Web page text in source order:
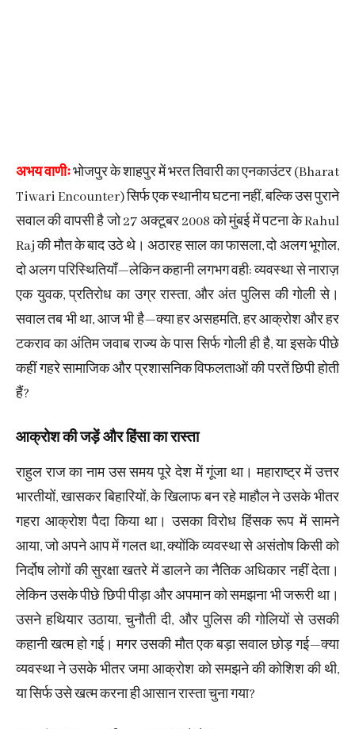
अभय वाणीःभोजपुर के शाहपुर में भरत तिवारी का एनकाउंटर (Bharat
Tiwari Encounter) सिर्फ एक स्थानीय घटना नहीं, बल्कि उस पुराने
सवाल की वापसी है जो 27 अक्टूबर 2008 को मुंबई में पटना के Rahul
Raj की मौत के बाद उठे थे। अठारह साल का फासला, दो अलग भूगोल,
दो अलग परिस्थितियाँ—लेकिन कहानी लगभग वही: व्यवस्था से नाराज़
एक युवक, प्रतिरोध का उग्र रास्ता, और अंत पुलिस की गोली से।
सवाल तब भी था, आज भी है—क्या हर असहमति, हर आक्रोश और हर
टकराव का अंतिम जवाब राज्य के पास सिर्फ गोली ही है, या इसके पीछे
कहीं गहरे सामाजिक और प्रशासनिक विफलताओं की परतें छिपी होती
हैं?
आक्रोश की जड़ें और हिंसा का रास्ता
राहुल राज का नाम उस समय पूरे देश में गूंजा था। महाराष्ट्र में उत्तर
भारतीयों, खासकर बिहारियों, के खिलाफ बन रहे माहौल ने उसके भीतर
गहरा आक्रोश पैदा किया था। उसका विरोध हिंसक रूप में सामने
आया, जो अपने आप में गलत था, क्योंकि व्यवस्था से असंतोष किसी को
निर्दोष लोगों की सुरक्षा खतरे में डालने का नैतिक अधिकार नहीं देता।
लेकिन उसके पीछे छिपी पीड़ा और अपमान को समझना भी जरूरी था।
उसने हथियार उठाया, चुनौती दी, और पुलिस की गोलियों से उसकी
कहानी खत्म हो गई। मगर उसकी मौत एक बड़ा सवाल छोड़ गई—क्या
व्यवस्था ने उसके भीतर जमा आक्रोश को समझने की कोशिश की थी,
या सिर्फ उसे खत्म करना ही आसान रास्ता चुना गया?